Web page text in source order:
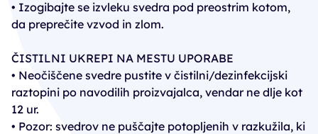
• Izogibajte se izvleku svedra pod preostrim kotom,
da preprečite vzvod in zlom.
ČISTILNI UKREPI NA MESTU UPORABE
• Neočiščene svedre pustite v čistilni/dezinfekcijski
raztopini po navodilih proizvajalca, vendar ne dlje kot
12 ur.
• Pozor: svedrov ne puščajte potopljenih v razkužila, ki